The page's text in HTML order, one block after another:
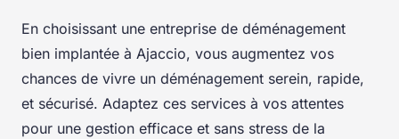
En choisissant une entreprise de déménagement
bien implantée à Ajaccio, vous augmentez vos
chances de vivre un déménagement serein, rapide,
et sécurisé. Adaptez ces services à vos attentes
pour une gestion efficace et sans stress de la